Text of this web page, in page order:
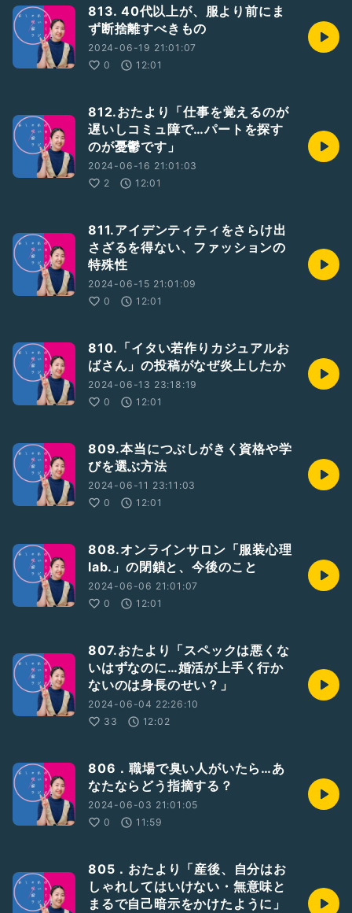
#スタイリスト #パーソナルスタイリスト #カウンセラー
#イメコン
813. 40代以上が、服より前にま
ず断捨離すべきもの
2024-06-19 21:01:07
0
12:01
812.おたより「仕事を覚えるのが
遅いしコミュ障で…パートを探す
のが憂鬱です」
2024-06-16 21:01:03
2
12:01
811.アイデンティティをさらけ出
さざるを得ない、ファッションの
特殊性
2024-06-15 21:01:09
0
12:01
810.「イタい若作りカジュアルお
ばさん」の投稿がなぜ炎上したか
2024-06-13 23:18:19
0
12:01
809.本当につぶしがきく資格や学
びを選ぶ方法
2024-06-11 23:11:03
0
12:01
808.オンラインサロン「服装心理
lab.」の閉鎖と、今後のこと
2024-06-06 21:01:07
0
12:01
807.おたより「スペックは悪くな
いはずなのに…婚活が上手く行か
ないのは身長のせい？」
2024-06-04 22:26:10
33
12:02
806．職場で臭い人がいたら…あ
なたならどう指摘する？
2024-06-03 21:01:05
0
11:59
805．おたより「産後、自分はお
しゃれしてはいけない・無意味と
まるで自己暗示をかけたように」